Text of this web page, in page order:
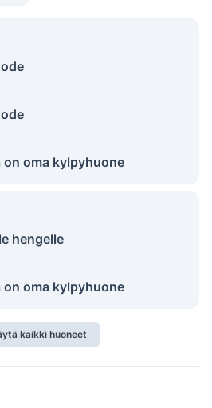
on oma kylpyhuone
hengelle
on oma kylpyhuone
kaikki huoneet